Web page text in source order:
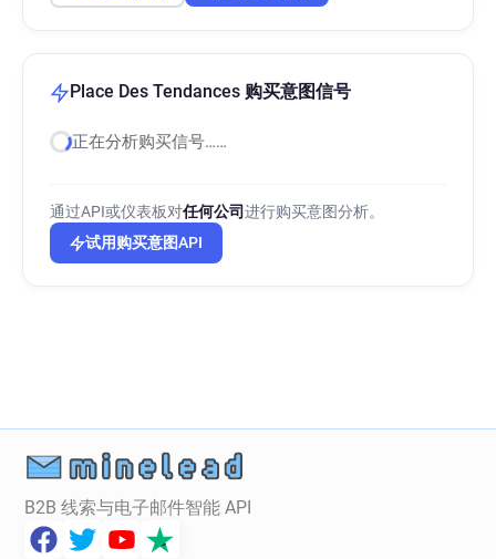
Place Des Tendances 购买意图信号
正在分析购买信号……
通过API或仪表板对任何公司进行购买意图分析。
试用购买意图API
B2B 线索与电子邮件智能 API